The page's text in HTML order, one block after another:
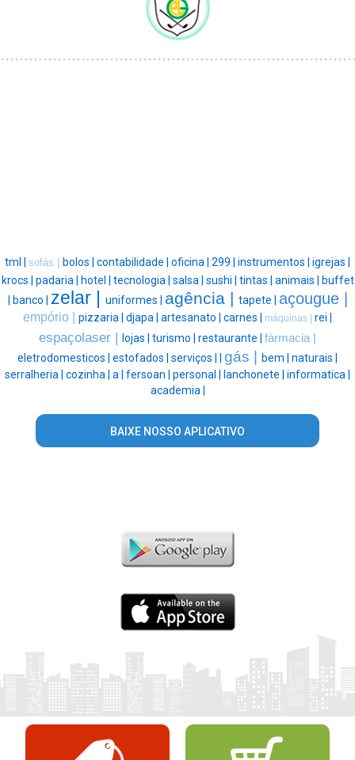
tml | sofás | bolos | contabilidade | oficina | 299 | instrumentos | igrejas |
krocs | padaria | hotel | tecnologia | salsa | sushi | tintas | animais | buffet
| banco | zelar | uniformes | agência | tapete | açougue |
empório | pizzaria | djapa | artesanato | carnes | máquinas | rei |
espaçolaser | lojas | turismo | restaurante | fármacia |
eletrodomesticos | estofados | serviços | | gás | bem | naturais |
serralheria | cozinha | a | fersoan | personal | lanchonete | informatica |
academia |
BAIXE NOSSO APLICATIVO